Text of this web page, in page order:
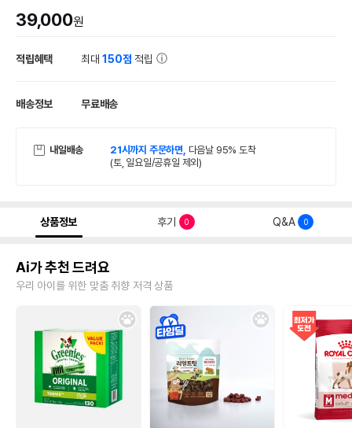
39,000원
적립혜택 최대150점 적립
배송정보 무료배송
내일배송 21시까지 주문하면, 다음날 95% 도착
(토, 일요일/공휴일 제외)
상품정보 후기 0 Q&A 0
Ai가 추천 드려요
우리 아이를 위한 맞춤 취향 저격 상품